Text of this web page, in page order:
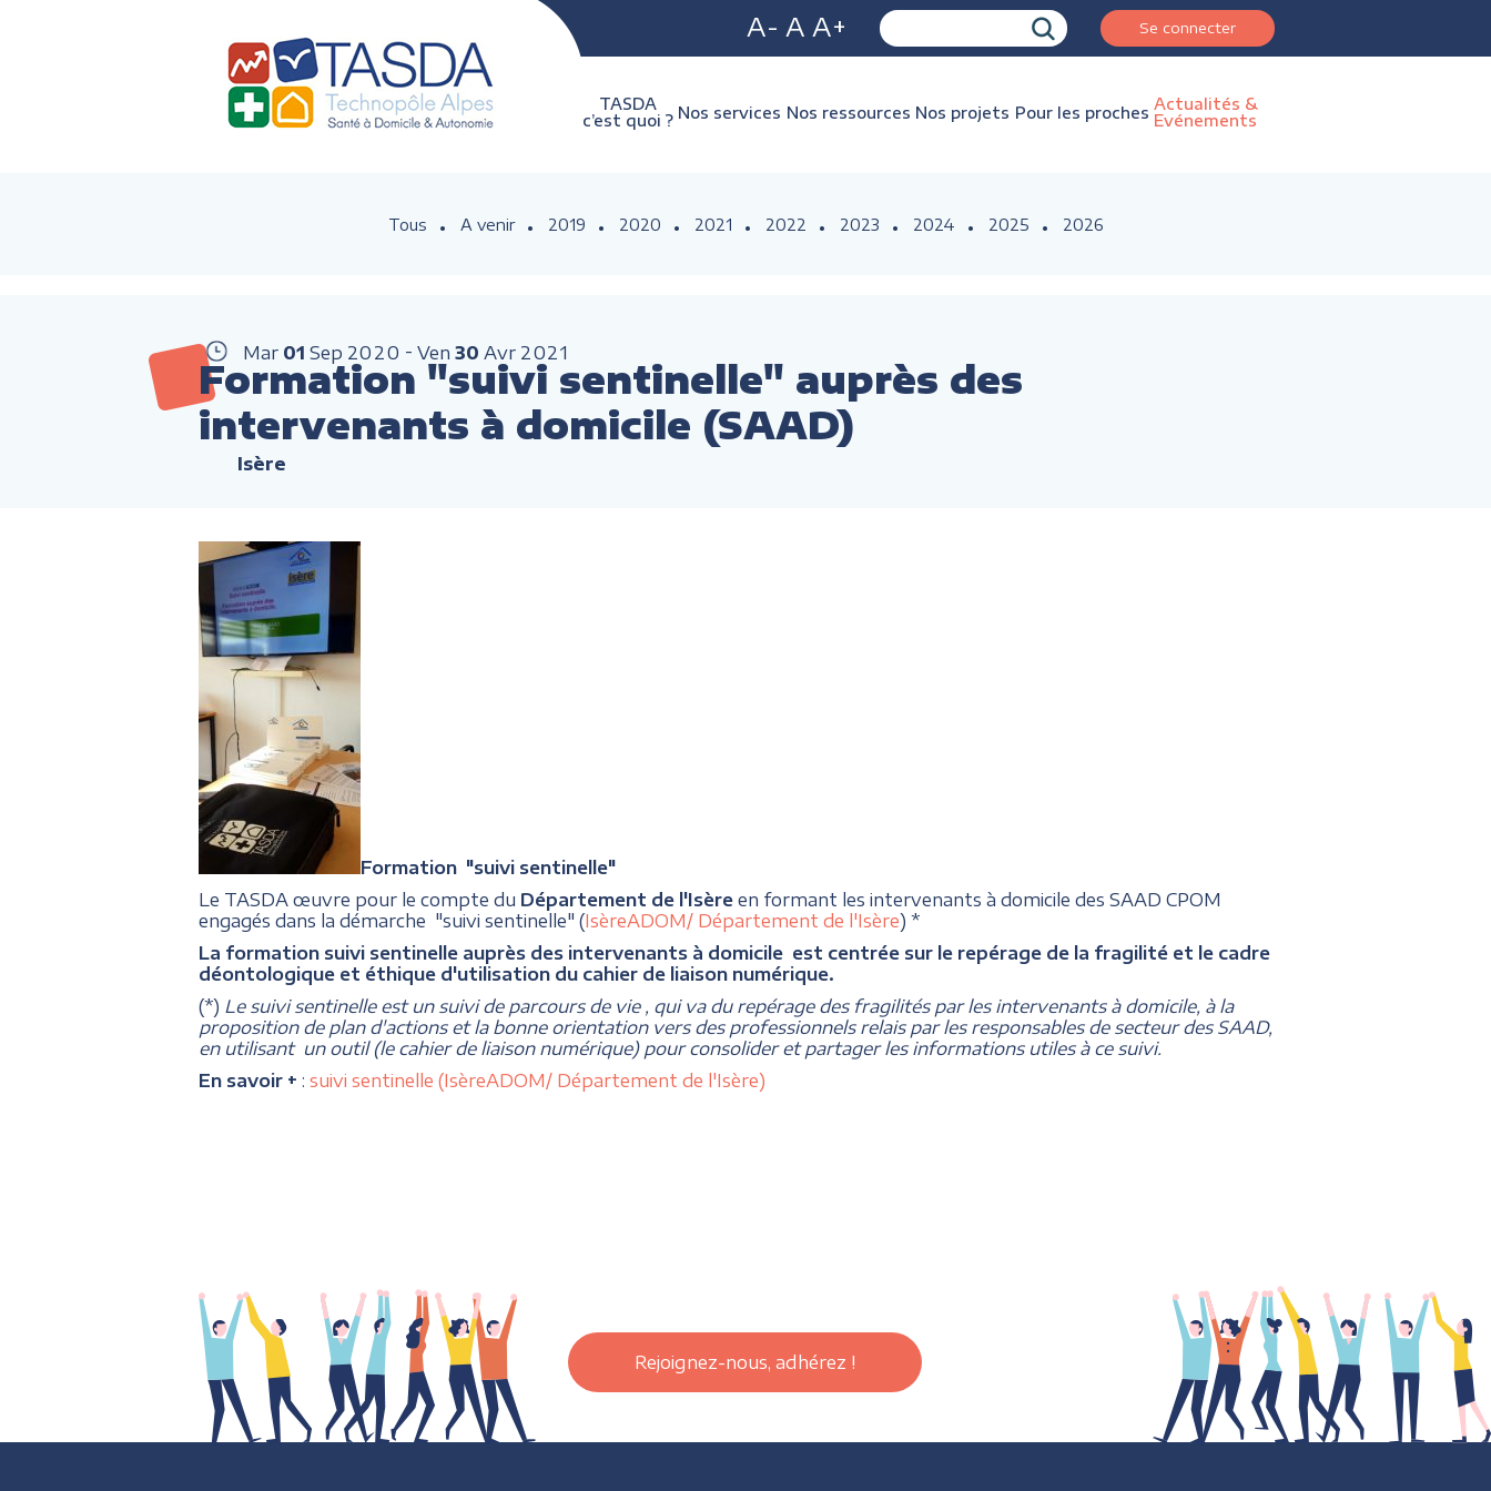
A- A A+ Se connecter
TASDA
c’est quoi ? Nos services Nos ressources Nos projets Pour les proches Actualités &
Evénements
Tous A venir 2019 2020 2021 2022 2023 2024 2025 2026
Mar 01 Sep 2020 Ven 30 Avr 2021
Formation "suivi sentinelle" auprès des
intervenants à domicile (SAAD)
Isère
Formation "suivi sentinelle"
Le TASDA œuvre pour le compte du Département de l'Isèreen formant les intervenants à domicile des SAAD CPOM
engagés dans la démarche "suivi sentinelle" (IsèreADOM/ Département de l'Isère) *
La formation suivi sentinelle auprès des intervenants à domicile est centrée sur le repérage de la fragilité et le cadre
déontologique et éthique d'utilisation du cahier de liaison numérique.
(*) Le suivi sentinelle est un suivi de parcours de vie , qui va du repérage des fragilités par les intervenants à domicile, à la
proposition de plan d'actions et la bonne orientation vers des professionnels relais par les responsables de secteur des SAAD,
en utilisant un outil (le cahier de liaison numérique) pour consolider et partager les informations utiles à ce suivi.
En savoir + : suivi sentinelle (IsèreADOM/ Département de l'Isère)
Rejoignez-nous, adhérez !